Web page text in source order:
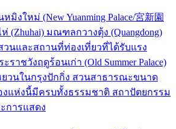
มิงใหม่ (New Yuanming Palace/宮新園
ห่ (Zhuhai) มณฑลกวางตุ้ง (Quangdong)
วนและสถานที่ท่องเที่ยวที่ได้รับแรง
ราชวังฤดูร้อนเก่า (Old Summer Palace)
วนในกรุงปักกิ่ง สวนสาธารณะขนาด
งแห่งนี้มีครบทั้งธรรมชาติ สถาปัตยกรรม
การแสดง